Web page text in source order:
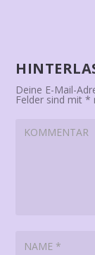
Deine E-Mail-
Felder sind mit*